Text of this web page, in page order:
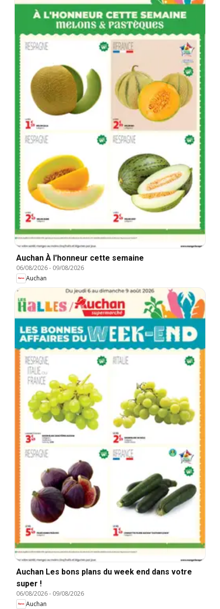
Auchan À l'honneur cette semaine
06/08/2026- 09/08/2026
Auchan
Auchan Les bons plans du week end dans votre
super !
06/08/2026- 09/08/2026
Auchan